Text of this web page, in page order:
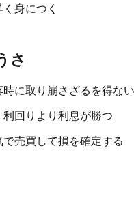
身につく
さ
に取り崩さざるを得ない
回りより利息が勝つ
売買して損を確定する